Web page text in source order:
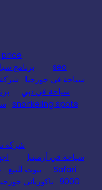
seo
برنامج
سياحة في جورجيا
سياحة في دبي
snorkeling spots
شركة
سياحة في أرمينيا
Safari
بيوت للبيع
9000 باكورياني